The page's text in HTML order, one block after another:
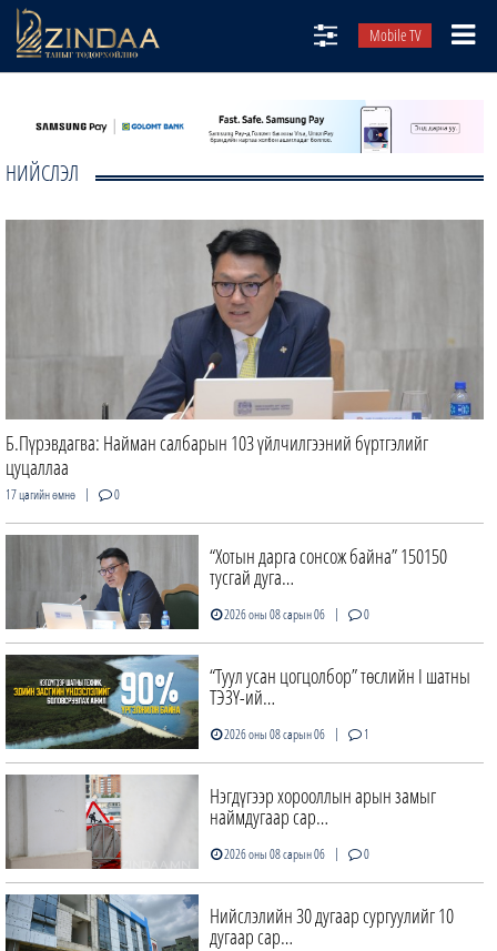
Mobile TV
ТВ8
ӨГЛӨӨНИЙ СОНИН
АУДИО ЗОХИОЛ
НИЙСЛЭЛ
Б.Пүрэвдагва: Найман салбарын 103 үйлчилгээний бүртгэлийг
цуцаллаа
17 цагийн өмнө | 0
“Хотын дарга сонсож байна” 150150
тусгай дуга…
2026 оны 08 сарын 06 | 0
“Туул усан цогцолбор” төслийн I шатны
ТЭЗҮ-ий…
2026 оны 08 сарын 06 | 1
Нэгдүгээр хорооллын арын замыг
наймдугаар сар…
2026 оны 08 сарын 06 | 0
Нийслэлийн 30 дугаар сургуулийг 10
дугаар сар…